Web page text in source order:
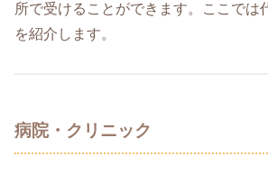
所で受けることができます。ここでは
を紹介します。
病院・クリニック